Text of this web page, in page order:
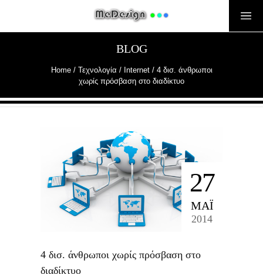
BLOG
Home/ Τεχνολογία / Internet/ 4 δισ. άνθρωποι
χωρίς πρόσβαση στο διαδίκτυο
27
ΜΑΪ́
2014
4 δισ. άνθρωποι χωρίς πρόσβαση στο
διαδίκτυο